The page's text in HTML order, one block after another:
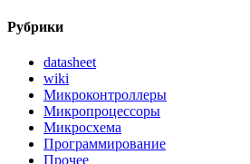
Рубрики
datasheet
wiki
Микроконтроллеры
Микропроцессоры
Микросхема
Программирование
Прочее